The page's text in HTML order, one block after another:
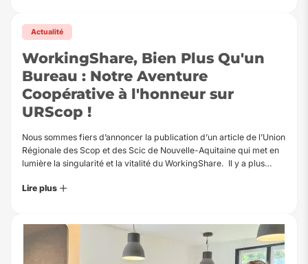
Actualité
WorkingShare, Bien Plus Qu'un
Bureau : Notre Aventure
Coopérative à l'honneur sur
URScop !
Nous sommes fiers d’annoncer la publication d’un article de l’Union
Régionale des Scop et des Scic de Nouvelle-Aquitaine qui met en
lumière la singularité et la vitalité du WorkingShare. Il y a plus…
Lire plus